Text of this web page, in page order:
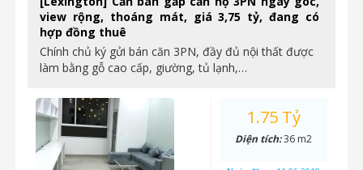
view rộng, thoáng mát, giá 3,75 tỷ, đang có
hợp đồng thuê
Chính chủ ký gửi bán căn 3PN, đầy đủ nội thất được
làm bằng gỗ cao cấp, giường, tủ lạnh,…
1.75 Tỷ
Diện tích:36 m2